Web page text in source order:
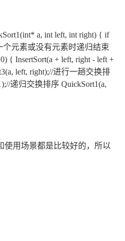
a, int left, int right) { if
个元素或没有元素时递归结束
{ InsertSort(a + left, right - left +
left, right);//进行一趟交换排
递归交换排序 QuickSort1(a,
使用场景都是比较好的，所以